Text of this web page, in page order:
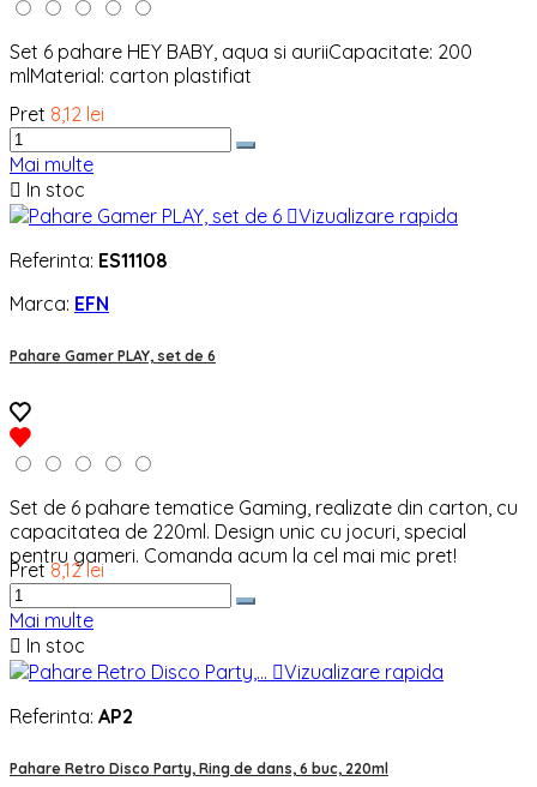
Set 6 pahare HEY BABY, aqua si auriiCapacitate: 200
mlMaterial: carton plastifiat
Pret 8,12 lei
Mai multe
 In stoc
Vizualizare rapida
Referinta: ES11108
Marca: EFN
Pahare Gamer PLAY, set de 6
Set de 6 pahare tematice Gaming, realizate din carton, cu
capacitatea de 220ml. Design unic cu jocuri, special
pentru gameri. Comanda acum la cel mai mic pret!
Pret 8,12 lei
Mai multe
 In stoc
Vizualizare rapida
Referinta: AP2
Pahare Retro Disco Party, Ring de dans, 6 buc, 220ml